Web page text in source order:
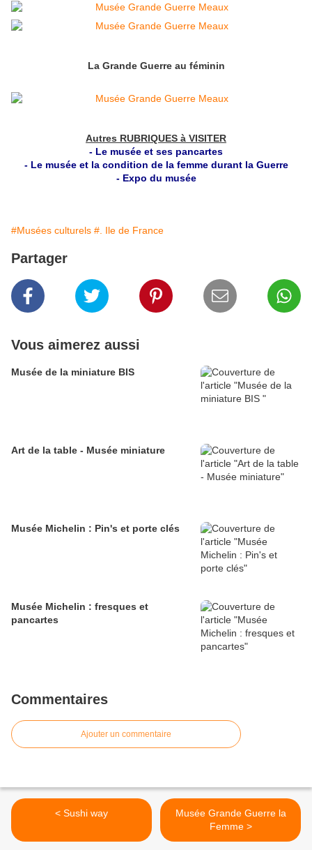
La Grande Guerre au féminin
Autres RUBRIQUES à VISITER
- Le musée et ses pancartes
-Le musée et la condition de la femme durant la Guerre
- Expo du musée
#Musées culturels #. Ile de France
Partager
Vous aimerez aussi
Musée de la miniature BIS
Art de la table - Musée miniature
Musée Michelin : Pin's et porte clés
Musée Michelin : fresques et
pancartes
Commentaires
Ajouter un commentaire
< Sushi way
Musée Grande Guerre la
Femme >